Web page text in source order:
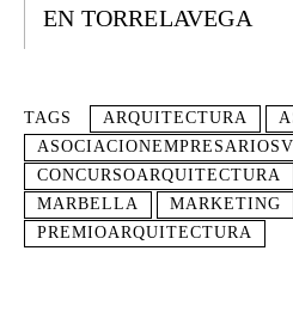
EN TORRELAVEGA
TAGS ARQUITECTURA
CONCURSOARQUITECTURA
MARBELLA
MARKETING
PREMIOARQUITECTURA